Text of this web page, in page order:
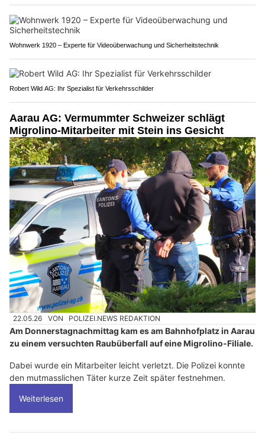
Wohnwerk 1920 – Experte für Videoüberwachung und Sicherheitstechnik
Robert Wild AG: Ihr Spezialist für Verkehrsschilder
Aarau AG: Vermummter Schweizer schlägt
Migrolino-Mitarbeiter mit Stein ins Gesicht
22.05.26 VON POLIZEI.NEWS REDAKTION
Am Donnerstagnachmittag kam es am Bahnhofplatz in Aarau
zu einem versuchten Raubüberfall auf eine Migrolino-Filiale.
Dabei wurde ein Mitarbeiter leicht verletzt. Die Polizei konnte
den mutmasslichen Täter kurze Zeit später festnehmen.
Weiterlesen